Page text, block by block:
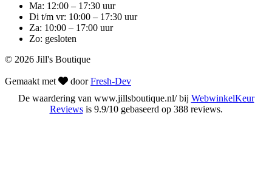
Ma: 12:00 – 17:30 uur
Di t/m vr: 10:00 – 17:30 uur
Za: 10:00 – 17:00 uur
Zo: gesloten
© 2026 Jill's Boutique
Gemaakt met doorFresh-Dev
De waardering van www.jillsboutique.nl/ bij WebwinkelKeur
Reviewsis 9.9/10 gebaseerd op 388 reviews.